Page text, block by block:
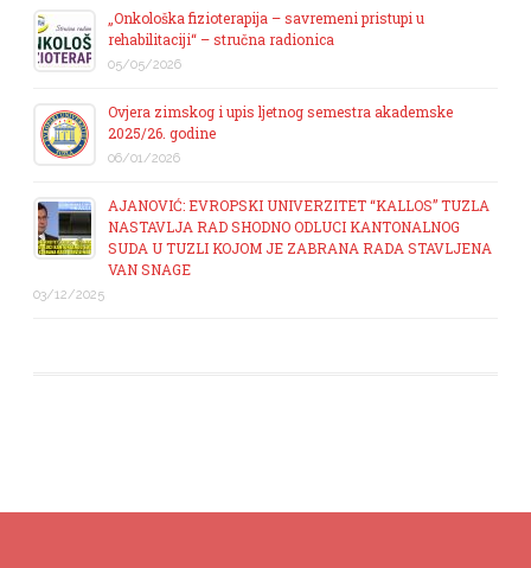
„Onkološka fizioterapija – savremeni pristupi u
rehabilitaciji“ – stručna radionica
05/05/2026
Ovjera zimskog i upis ljetnog semestra akademske
2025/26. godine
06/01/2026
AJANOVIĆ: EVROPSKI UNIVERZITET “KALLOS” TUZLA
NASTAVLJA RAD SHODNO ODLUCI KANTONALNOG
SUDA U TUZLI KOJOM JE ZABRANA RADA STAVLJENA
VAN SNAGE
03/12/2025